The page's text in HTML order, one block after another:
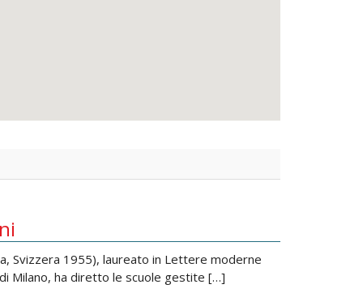
Svizzera 1955), laureato in Lettere moderne
Milano, ha diretto le scuole gestite […]